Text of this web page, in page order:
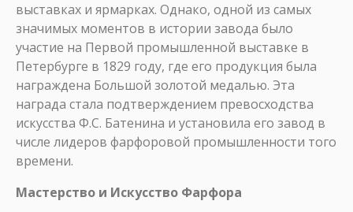
выставках и ярмарках. Однако, одной из самых
значимых моментов в истории завода было
участие на Первой промышленной выставке в
Петербурге в 1829 году, где его продукция была
награждена Большой золотой медалью. Эта
награда стала подтверждением превосходства
искусства Ф.С. Батенина и установила его завод в
числе лидеров фарфоровой промышленности того
времени.
Мастерство и Искусство Фарфора